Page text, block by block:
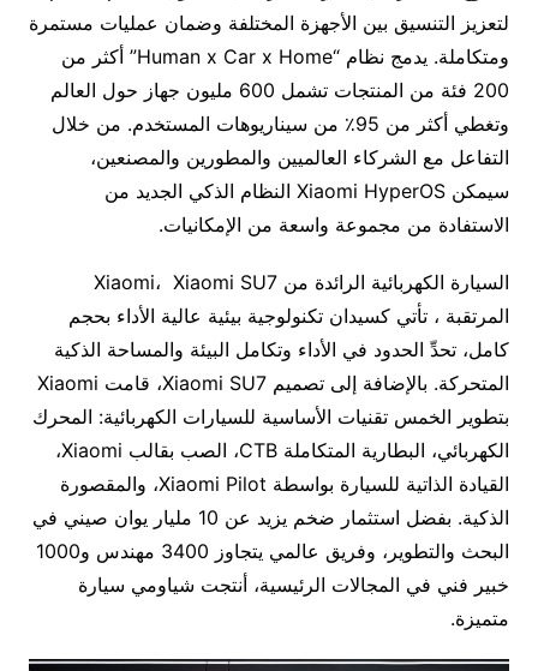
لتعزيز التنسيق بين الأجهزة المختلفة وضمان عمليات مستمرة
ومتكاملة. يدمج نظام “Human x Car x Home” أكثر من
200 فئة من المنتجات تشمل 600 مليون جهاز حول العالم
وتغطي أكثر من 95٪ من سيناريوهات المستخدم. من خلال
التفاعل مع الشركاء العالميين والمطورين والمصنعين،
سيمكن Xiaomi HyperOS النظام الذكي الجديد من
الاستفادة من مجموعة واسعة من الإمكانيات.
السيارة الكهربائية الرائدة من Xiaomi، Xiaomi SU7
المرتقبة ، تأتي كسيدان تكنولوجية بيئية عالية الأداء بحجم
كامل، تحدِّ الحدود في الأداء وتكامل البيئة والمساحة الذكية
المتحركة. بالإضافة إلى تصميم Xiaomi SU7، قامت Xiaomi
بتطوير الخمس تقنيات الأساسية للسيارات الكهربائية: المحرك
الكهربائي، البطارية المتكاملة CTB، الصب بقالب Xiaomi،
القيادة الذاتية للسيارة بواسطة Xiaomi Pilot، والمقصورة
الذكية. بفضل استثمار ضخم يزيد عن 10 مليار يوان صيني في
البحث والتطوير، وفريق عالمي يتجاوز 3400 مهندس و1000
خبير فني في المجالات الرئيسية، أنتجت شياومي سيارة
متميزة.